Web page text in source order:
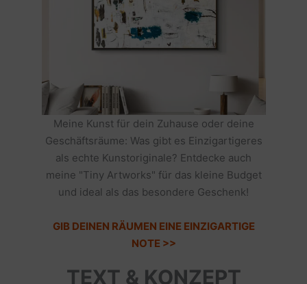
Meine Kunst für dein Zuhause oder deine
Geschäftsräume: Was gibt es Einzigartigeres
als echte Kunstoriginale? Entdecke auch
meine "Tiny Artworks" für das kleine Budget
und ideal als das besondere Geschenk!
GIB DEINEN RÄUMEN EINE EINZIGARTIGE
NOTE >>
TEXT & KONZEPT